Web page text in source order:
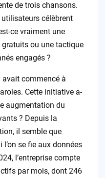
de trois chansons.
célèbrent
ce vraiment une
ou une tactique
engagés ?
avait commencé à
Cette initiative a-
augmentation du
? Depuis la
il semble que
l’on se fie aux données
l’entreprise compte
par mois, dont 246